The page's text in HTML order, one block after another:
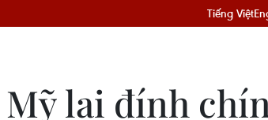
Tiếng Việt
lại đính